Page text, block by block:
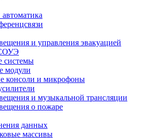
и управления эвакуацией
системы
модули
консоли и микрофоны
и музыкальной трансляции
о пожаре
данных
массивы